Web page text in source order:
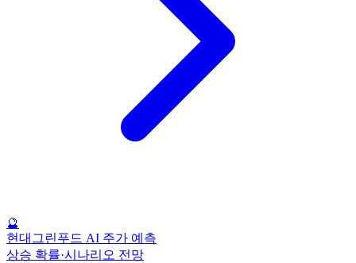
🔮
현대그린푸드 AI 주가 예측
상승 확률·시나리오 전망